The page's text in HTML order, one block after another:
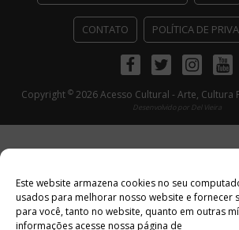
Este website armazena cookies no seu
usados ​​para melhorar nosso website e fornecer
para você, tanto no website, quanto em outras
informações acesse nossa página de
CONTATO POLÍTICA DE
FacebookTwitterInstagram
Copyright ©2026 Acesso Cultural - Arte, Cultura
Desenvolvido por Del Vieira